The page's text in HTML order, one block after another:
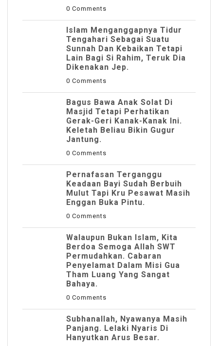
0 Comments
Islam Menganggapnya Tidur
Tengahari Sebagai Suatu
Sunnah Dan Kebaikan Tetapi
Lain Bagi Si Rahim, Teruk Dia
Dikenakan Jep.
0 Comments
Bagus Bawa Anak Solat Di
Masjid Tetapi Perhatikan
Gerak-Geri Kanak-Kanak Ini.
Keletah Beliau Bikin Gugur
Jantung.
0 Comments
Pernafasan Terganggu
Keadaan Bayi Sudah Berbuih
Mulut Tapi Kru Pesawat Masih
Enggan Buka Pintu.
0 Comments
Walaupun Bukan Islam, Kita
Berdoa Semoga Allah SWT
Permudahkan. Cabaran
Penyelamat Dalam Misi Gua
Tham Luang Yang Sangat
Bahaya.
0 Comments
Subhanallah, Nyawanya Masih
Panjang. Lelaki Nyaris Di
Hanyutkan Arus Besar.